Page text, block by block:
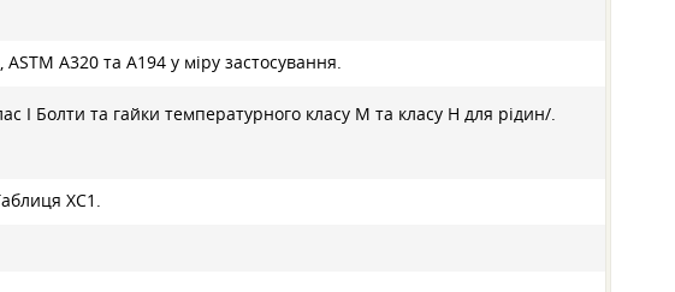
A320 та A194 у міру застосування.
I Болти та гайки температурного класу M та класу Н для рідин/.
XC1.